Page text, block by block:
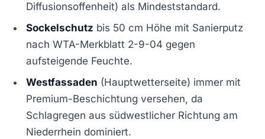
Diffusionsoffenheit) als Mindeststandard.
Sockelschutz bis 50 cm Höhe mit Sanierputz
nach WTA-Merkblatt 2-9-04 gegen
aufsteigende Feuchte.
Westfassaden (Hauptwetterseite) immer mit
Premium-Beschichtung versehen, da
Schlagregen aus südwestlicher Richtung am
Niederrhein dominiert.